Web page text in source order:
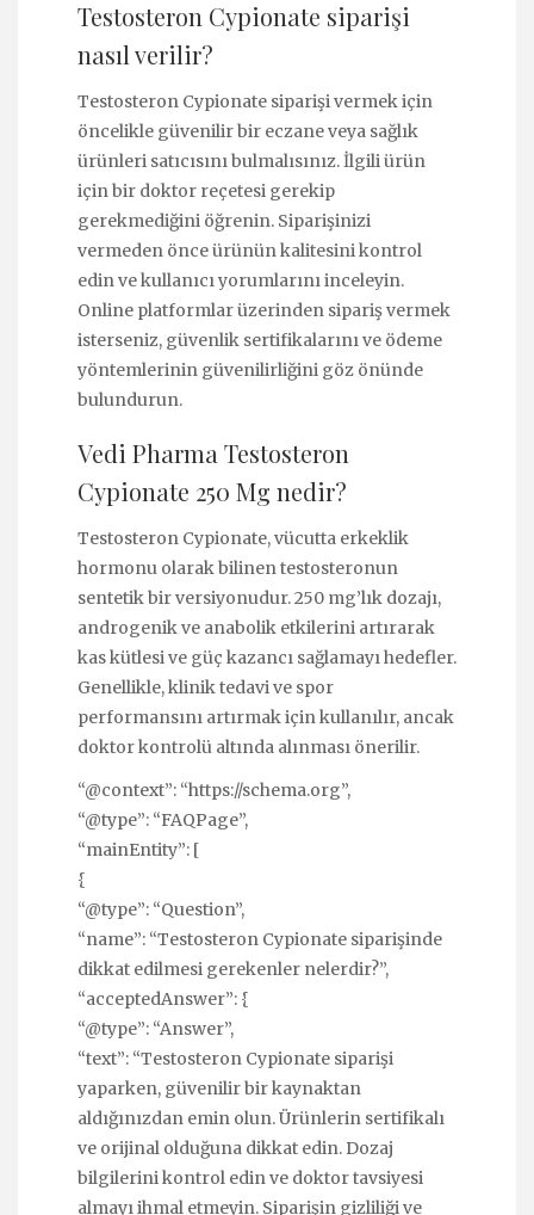
Testosteron Cypionate siparişi
nasıl verilir?
Testosteron Cypionate siparişi vermek için
öncelikle güvenilir bir eczane veya sağlık
ürünleri satıcısını bulmalısınız. İlgili ürün
için bir doktor reçetesi gerekip
gerekmediğini öğrenin. Siparişinizi
vermeden önce ürünün kalitesini kontrol
edin ve kullanıcı yorumlarını inceleyin.
Online platformlar üzerinden sipariş vermek
isterseniz, güvenlik sertifikalarını ve ödeme
yöntemlerinin güvenilirliğini göz önünde
bulundurun.
Vedi Pharma Testosteron
Cypionate 250 Mg nedir?
Testosteron Cypionate, vücutta erkeklik
hormonu olarak bilinen testosteronun
sentetik bir versiyonudur. 250 mg’lık dozajı,
androgenik ve anabolik etkilerini artırarak
kas kütlesi ve güç kazancı sağlamayı hedefler.
Genellikle, klinik tedavi ve spor
performansını artırmak için kullanılır, ancak
doktor kontrolü altında alınması önerilir.
“@context”: “https://schema.org”,
“@type”: “FAQPage”,
“mainEntity”: [
{
“@type”: “Question”,
“name”: “Testosteron Cypionate siparişinde
dikkat edilmesi gerekenler nelerdir?”,
“acceptedAnswer”: {
“@type”: “Answer”,
“text”: “Testosteron Cypionate siparişi
yaparken, güvenilir bir kaynaktan
aldığınızdan emin olun. Ürünlerin sertifikalı
ve orijinal olduğuna dikkat edin. Dozaj
bilgilerini kontrol edin ve doktor tavsiyesi
almayı ihmal etmeyin. Siparişin gizliliği ve